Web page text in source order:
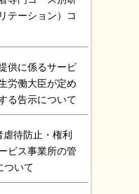
テーション）コ
供に係るサービ
労働大臣が定め
る告示について
待防止・権利
ビス事業所の管
ついて